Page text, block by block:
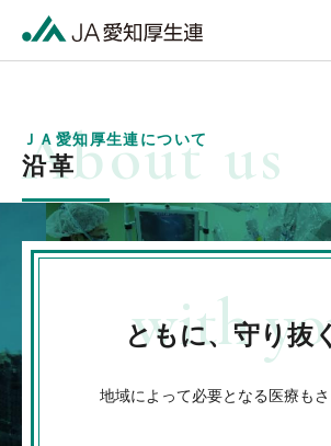
ＪＡ愛知厚生連について
沿革
ともに、守り抜
地域によって必要となる医療もさ